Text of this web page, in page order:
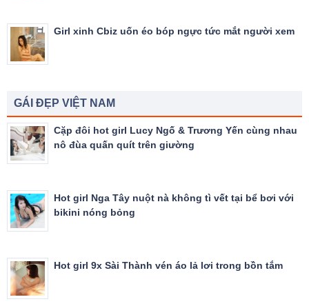
Girl xinh Cbiz uốn éo bóp ngực tức mắt người xem
GÁI ĐẸP VIỆT NAM
Cặp đôi hot girl Lucy Ngố & Trương Yến cùng nhau
nô đùa quấn quít trên giường
Hot girl Nga Tây nuột nà không tì vết tại bể bơi với
bikini nóng bỏng
Hot girl 9x Sài Thành vén áo lả lơi trong bồn tắm